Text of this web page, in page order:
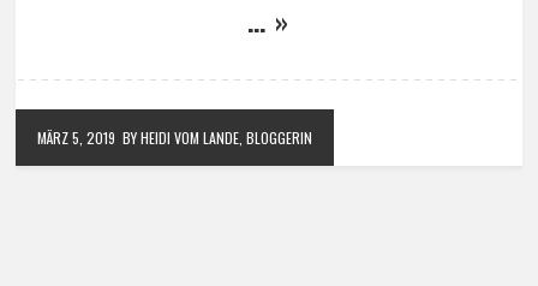
… »
MÄRZ 5, 2019 BY HEIDI VOM LANDE, BLOGGERIN